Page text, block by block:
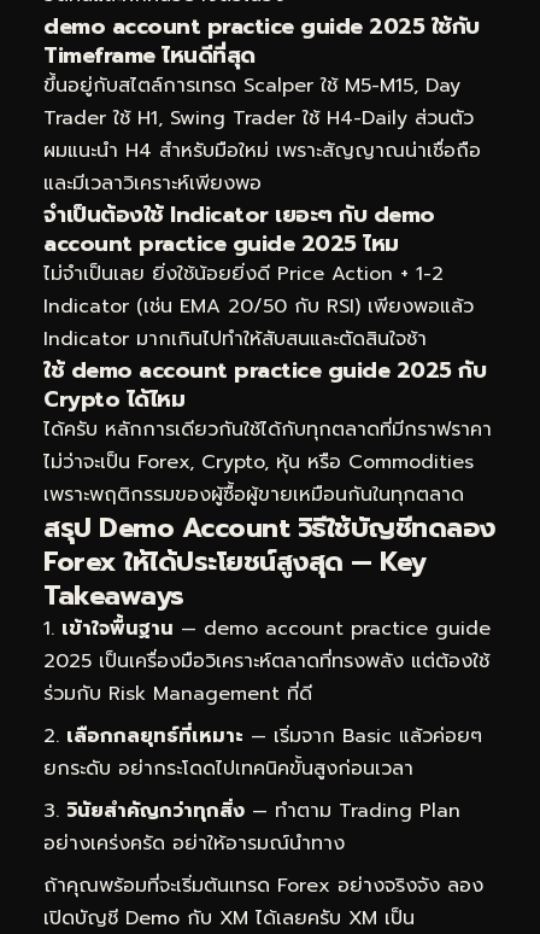
demo account practice guide 2025 ใช้กับ
Timeframe ไหนดีที่สุด
ขึ้นอยู่กับสไตล์การเทรด Scalper ใช้ M5-M15, Day
Trader ใช้ H1, Swing Trader ใช้ H4-Daily ส่วนตัว
ผมแนะนำ H4 สำหรับมือใหม่ เพราะสัญญาณน่าเชื่อถือ
และมีเวลาวิเคราะห์เพียงพอ
จำเป็นต้องใช้ Indicator เยอะๆ กับ demo
account practice guide 2025 ไหม
ไม่จำเป็นเลย ยิ่งใช้น้อยยิ่งดี Price Action + 1-2
Indicator (เช่น EMA 20/50 กับ RSI) เพียงพอแล้ว
Indicator มากเกินไปทำให้สับสนและตัดสินใจช้า
ใช้ demo account practice guide 2025 กับ
Crypto ได้ไหม
ได้ครับ หลักการเดียวกันใช้ได้กับทุกตลาดที่มีกราฟราคา
ไม่ว่าจะเป็น Forex, Crypto, หุ้น หรือ Commodities
เพราะพฤติกรรมของผู้ซื้อผู้ขายเหมือนกันในทุกตลาด
สรุป Demo Account วิธีใช้บัญชีทดลอง
Forex ให้ได้ประโยชน์สูงสุด — Key
Takeaways
เข้าใจพื้นฐาน — demo account practice guide
2025 เป็นเครื่องมือวิเคราะห์ตลาดที่ทรงพลัง แต่ต้องใช้
ร่วมกับ Risk Management ที่ดี
เลือกกลยุทธ์ที่เหมาะ — เริ่มจาก Basic แล้วค่อยๆ
ยกระดับ อย่ากระโดดไปเทคนิคขั้นสูงก่อนเวลา
วินัยสำคัญกว่าทุกสิ่ง — ทำตาม Trading Plan
อย่างเคร่งครัด อย่าให้อารมณ์นำทาง
ถ้าคุณพร้อมที่จะเริ่มต้นเทรด Forex อย่างจริงจัง ลอง
เปิดบัญชี Demo กับ XM ได้เลยครับ XM เป็น